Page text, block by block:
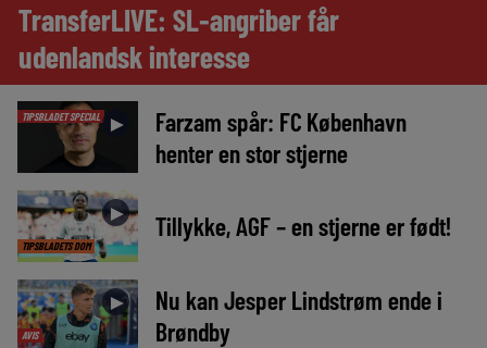
TransferLIVE: SL-angriber får
udenlandsk interesse
TIPSBLADET SPECIAL ►
Farzam spår: FC København
henter en stor stjerne
TIPSBLADETS DOM
► Tillykke, AGF – en stjerne er født!
AVIS
►
Nu kan Jesper Lindstrøm ende i
Brøndby